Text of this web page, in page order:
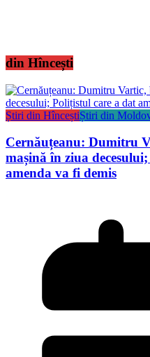
din Hîncești
Știri din HînceștiȘtiri din
Cernăuțeanu: Dumitru
mașină în ziua
amenda va fi demis